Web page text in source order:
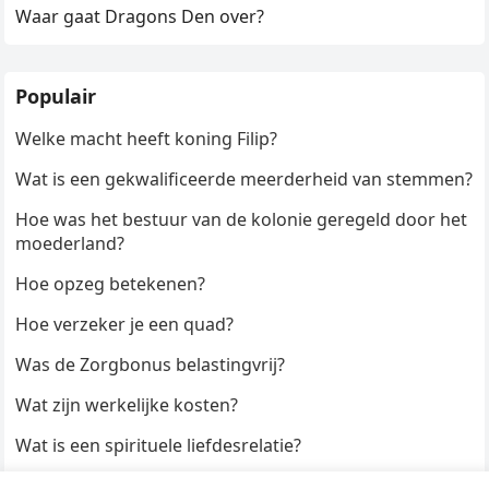
Waar gaat Dragons Den over?
Populair
Welke macht heeft koning Filip?
Wat is een gekwalificeerde meerderheid van stemmen?
Hoe was het bestuur van de kolonie geregeld door het
moederland?
Hoe opzeg betekenen?
Hoe verzeker je een quad?
Was de Zorgbonus belastingvrij?
Wat zijn werkelijke kosten?
Wat is een spirituele liefdesrelatie?